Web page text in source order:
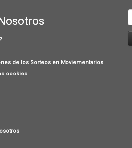
de los Sorteos en Moviementarios
cookies